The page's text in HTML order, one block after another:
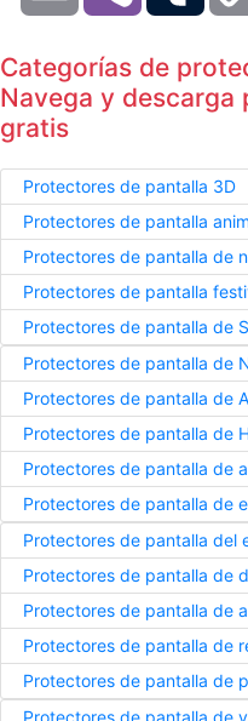
Categorías de
Navega y
gratis
Protectores de pantalla 3D
Protectores de pantalla
Protectores de pantalla de
Protectores de pantalla
Protectores de pantalla de
Protectores de pantalla de
Protectores de pantalla de
Protectores de pantalla de
Protectores de pantalla de
Protectores de pantalla de
Protectores de pantalla del
Protectores de pantalla de
Protectores de pantalla de
Protectores de pantalla de
Protectores de pantalla de